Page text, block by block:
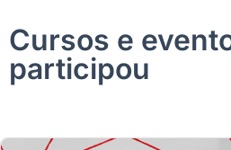
Cursos e
participou